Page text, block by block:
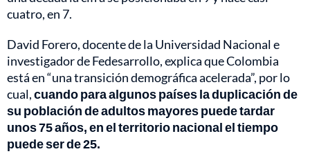
cuatro, en 7.
David Forero, docente de la Universidad Nacional e
investigador de Fedesarrollo, explica que Colombia
está en “una transición demográfica acelerada”, por lo
cual,cuando para algunos países la duplicación de
su población de adultos mayores puede tardar
unos 75 años, en el territorio nacional el tiempo
puede ser de 25.